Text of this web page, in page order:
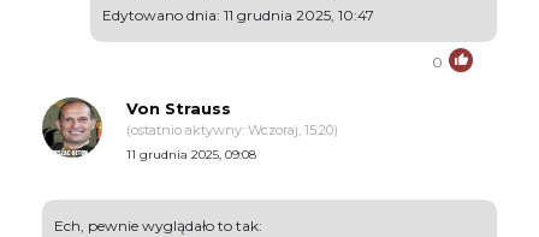
Edytowano dnia: 11 grudnia 2025, 10:47
0
Von Strauss
(ostatnio aktywny: Wczoraj, 15:20)
11 grudnia 2025, 09:08
Ech, pewnie wyglądało to tak: